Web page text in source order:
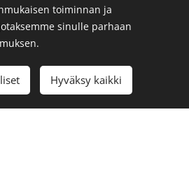
Kuovasentie 165, 38270 Sastamala
rautasarvi@gmail.com
toiminnan ja
sinulle parhaan
Hyväksy kaikki